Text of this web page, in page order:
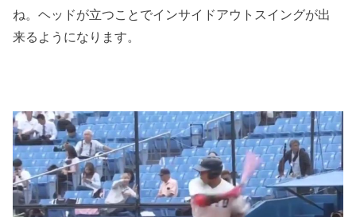
ね。ヘッドが立つことでインサイドアウトスイングが出
来るようになります。